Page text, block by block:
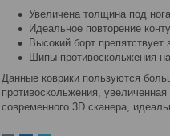
Увеличена толщина под
Идеальное повторение
Высокий борт препятствует
Шипы противоскольжения
Данные коврики пользуются
противоскольжения,
современного 3D сканера,